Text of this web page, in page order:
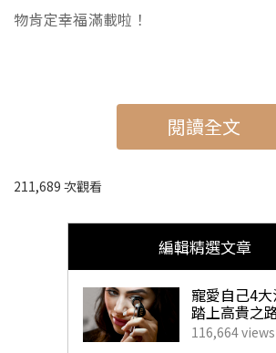
物肯定幸福滿載啦！
男朋友/女朋友禮物推薦｜推
美妝護膚、時尚潮流、電子
快速瀏覽：
男朋友/女朋友禮物清單｜#1 名牌首飾
男朋友/女朋友禮物清單｜#2 美妝護
男朋友/女朋友禮物清單｜#3 時尚潮
男朋友/女朋友禮物清單｜#4 數碼電子
閱讀全文
211,689 次觀看
編輯精選文章
寵愛自己4大
踏上高貴之
珠寶鑽飾必備
116,664 views